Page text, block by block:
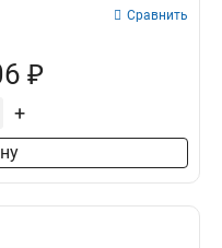
Сравнить
₽
+